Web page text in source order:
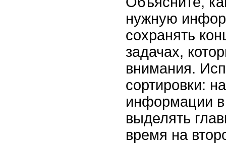
нужную
сохранять
задачах,
внимания.
сортировки:
информации
выделять
время на